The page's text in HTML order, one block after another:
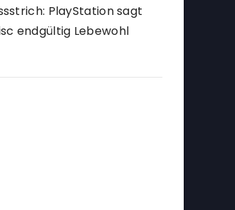
PlayStation sagt
endgültig Lebewohl